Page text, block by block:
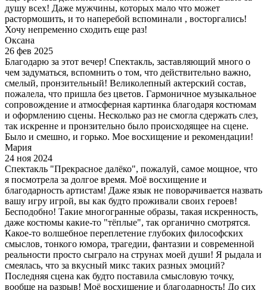
душу всех! Даже мужчины, которых мало что может
растормошить, и то наперебой вспоминали , восторгались!
Хочу непременно сходить еще раз!
Оксана
26 фев 2025
Благодарю за этот вечер! Спектакль, заставляющий много о
чем задуматься, вспомнить о том, что действительно важно,
смелый, пронзительный! Великолепный актерский состав,
пожалела, что пришла без цветов. Гармоничное музыкальное
сопровождение и атмосферная картинка благодаря костюмам
и оформлению сцены. Несколько раз не смогла сдержать слез,
так искренне и пронзительно было происходящее на сцене.
Было и смешно, и горько. Мое восхищение и рекомендации!
Мария
24 ноя 2024
Спектакль "Прекрасное далёко", пожалуй, самое мощное, что
я посмотрела за долгое время. Моё восхищение и
благодарность артистам! Даже язык не поворачивается назвать
вашу игру игрой, вы как будто проживали своих героев!
Бесподобно! Такие многогранные образы, такая искренность,
даже костюмы какие-то "тёплые", так органично смотрятся.
Какое-то волшебное переплетение глубоких философских
смыслов, тонкого юмора, трагедии, фантазии и современной
реальности просто сыграло на струнах моей души! Я рыдала и
смеялась, что за вкусный микс таких разных эмоций?
Последняя сцена как будто поставила смысловую точку,
вообще на разрыв! Моё восхищение и благодарность! До сих